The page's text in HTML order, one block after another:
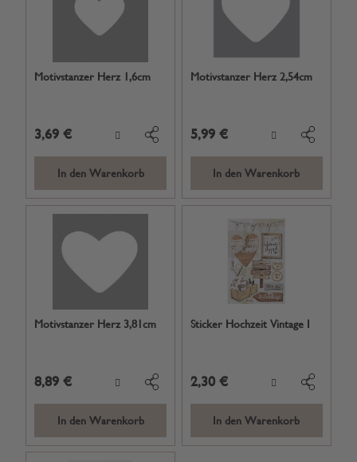
Motivstanzer Herz 1,6cm
3,69 €
In den Warenkorb
Motivstanzer Herz 2,54cm
5,99 €
In den Warenkorb
Motivstanzer Herz 3,81cm
8,89 €
In den Warenkorb
Sticker Hochzeit Vintage I
2,30 €
In den Warenkorb